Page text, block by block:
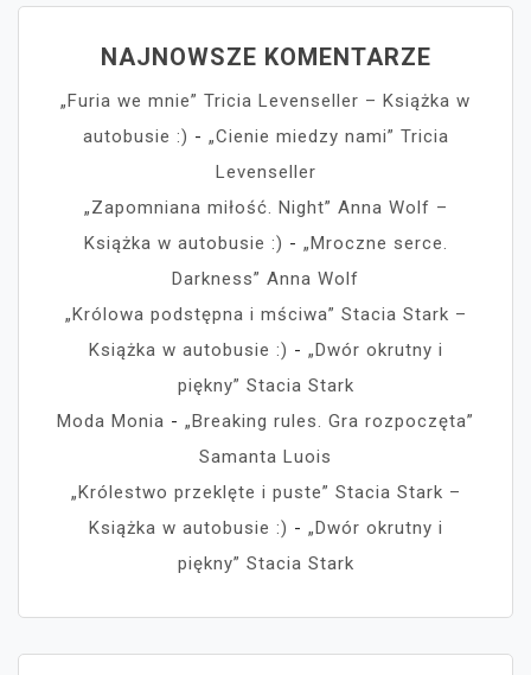
NAJNOWSZE KOMENTARZE
„Furia we mnie” Tricia Levenseller – Książka w
autobusie :) - „Cienie miedzy nami” Tricia
Levenseller
„Zapomniana miłość. Night” Anna Wolf –
Książka w autobusie :) - „Mroczne serce.
Darkness” Anna Wolf
„Królowa podstępna i mściwa” Stacia Stark –
Książka w autobusie :) - „Dwór okrutny i
piękny” Stacia Stark
Moda Monia - „Breaking rules. Gra rozpoczęta”
Samanta Luois
„Królestwo przeklęte i puste” Stacia Stark –
Książka w autobusie :) - „Dwór okrutny i
piękny” Stacia Stark